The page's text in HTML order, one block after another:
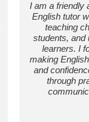
I am a friendly
English tutor
teaching
students, and
learners. I
making
and
through